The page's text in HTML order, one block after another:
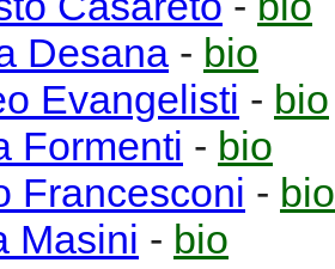
Desana - bio
Evangelisti - bio
Formenti - bio
Francesconi - bio
Masini - bio